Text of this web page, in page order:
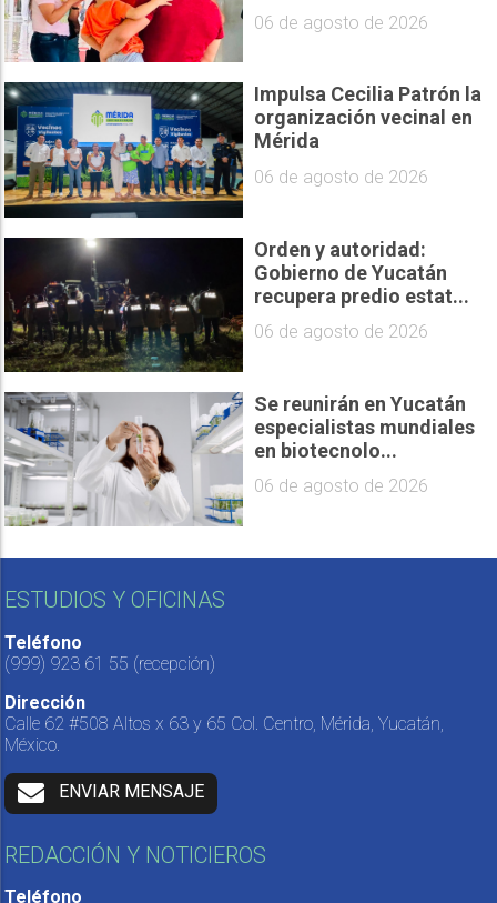
06 de agosto de 2026
Impulsa Cecilia Patrón la
organización vecinal en
Mérida
06 de agosto de 2026
Orden y autoridad:
Gobierno de Yucatán
recupera predio estat...
06 de agosto de 2026
Se reunirán en Yucatán
especialistas mundiales
en biotecnolo...
06 de agosto de 2026
ESTUDIOS Y OFICINAS
Teléfono
(999) 923 61 55 (recepción)
Dirección
Calle 62 #508 Altos x 63 y 65 Col. Centro, Mérida, Yucatán,
México.
ENVIAR MENSAJE
REDACCIÓN Y NOTICIEROS
Teléfono